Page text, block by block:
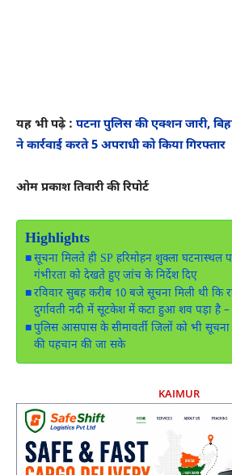
यह भी पढ़े : पटना पुलिस की एक्शन जारी,
ने कार्रवाई करते 5 अपराधी को किया गिरफ्तार
ओम प्रकाश तिवारी की रिपोर्ट
Highlights
सूचना मिलते ही SP हरिमोहन शुक्ला
गंभीरता को देखते हुए जांच के निर्देश दिए
रविवार सुबह करीब 10 बजे सूचना मिली थी कि
दुर्गावती नदी में सूटकेश में कटा हुआ शव पड़ा है –
पुलिस आसपास के सीमावर्ती जिलों को भी
की पहचान की जा सके
KAIMUR